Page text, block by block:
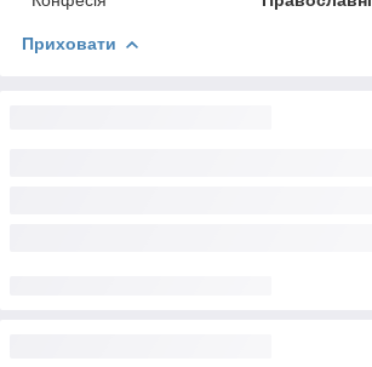
Приховати